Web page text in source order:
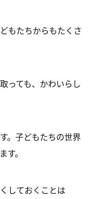
もたちからもたくさ
っても、かわいらし
。子どもたちの世界
。
しておくことは